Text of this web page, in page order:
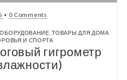
• 0 Comments
,ТОВАРЫ ДЛЯ ДОМА
И СПОРТА
гигрометр